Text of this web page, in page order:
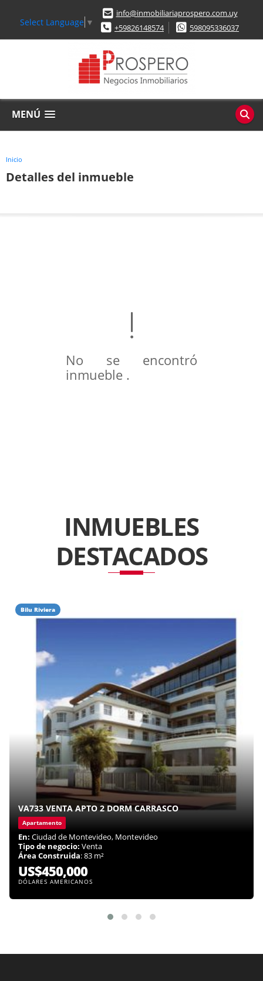
Select Language ▼
info@inmobiliariaprospero.com.uy
+59826148574
598095336037
MENÚ
Inicio
Detalles del inmueble
No se encontró
inmueble .
INMUEBLES
DESTACADOS
Bilu Riviera
VA733 VENTA APTO 2 DORM CARRASCO
Apartamento
En: Ciudad de Montevideo, Montevideo
Tipo de negocio: Venta
Área Construida: 83 m²
US$450,000
DÓLARES AMERICANOS